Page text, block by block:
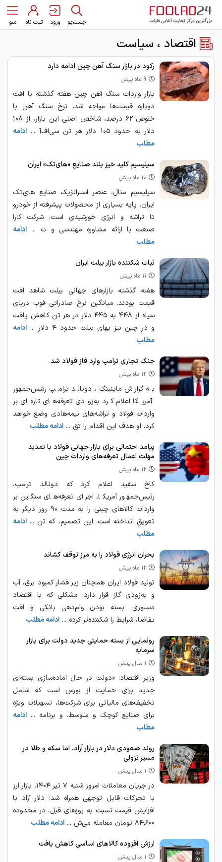
جستجو ورود ثبت نام منو
اقتصاد ، سیاست
رکود در بازار سنگ آهن چین ادامه دارد
9 ماه پیش
بازار واردات سنگ آهن چین هفته گذشته با افت
دوباره قیمت‌ها مواجه شد. نرخ سنگ آهن با
خلوص ۶۲ درصد، شاخص اصلی این بازار، از ۱۰۸
دلار به حدود ۱۰۵ دلار هر تن سی‌اف‌آ ...
ادامه
مطلب
سیلیسیم کلید خیز بلند صنایع «های‌تک» ایران
10 ماه پیش
سیلیسیم متال، عنصر استراتژیک صنایع های‌تک
ایران، پایه بسیاری از محصولات پیشرفته از خودرو
تا تراشه و انرژی خورشیدی است. شرکت کارا
صنعت با ارائه مشاوره مهندسی و ت ... ادامه
مطلب
ثبات شکننده بازار بیلت ایران
11 ماه پیش
هفته گذشته بازارهای جهانی بیلت شاهد افت
قیمت بودند. میانگین نرخ صادراتی فوب دریای
سیاه از ۴۴۸ به ۴۴۵ دلار در هر تن کاهش یافت
و در چین نیز بهای بیلت حدود ۴ دلار ...
ادامه
مطلب
جنگ تجاری ترامپ وارد فاز فولاد شد
12 ماه پیش
به گزارش ماینینگ، دونالد ترامپ رئیس‌جمهور
آمریکا اعلام کرد به‌زودی تعرفه‌های تازه‌ای بر
واردات فولاد و تراشه‌های نیمه‌هادی وضع خواهد
کرد. او هدف این اقدام را تق ... ادامه مطلب
پیامد احتمالی برای بازار جهانی فولاد با تمدید
مهلت اعمال تعرفه‌های واردات چین
12 ماه پیش
کاخ سفید اعلام کرد که دونالد ترامپ،
رئیس‌جمهور آمریکا، اجرای تعرفه‌های سنگین بر
واردات کالاهای چینی را به مدت ۹۰ روز دیگر به
تعویق انداخته است. این تصمیم، که تن ... ادامه
مطلب
بحران انرژی فولاد را به مرز توقف کشاند
12 ماه پیش
تولید فولاد ایران همچنان زیر فشار کمبود برق، آب
و به‌زودی گاز قرار دارد؛ مشکلی که با اقتصاد
دستوری، بسته بودن وام‌دهی بانکی و افت
تقاضا، شرایط را شکننده‌تر کرده ... ادامه مطلب
رونمایی از بسته حمایتی جدید دولت برای بازار
سرمایه
1 سال پیش
وزیر اقتصاد: «دولت در حال آماده‌سازی بسته‌ای
جدید برای حمایت از بورس است که شامل
تخفیف‌های مالیاتی برای شرکت‌ها، تسهیلات ویژه
برای صنایع کوچک و متوسط، و برنامه‌ ... ادامه
مطلب
روند صعودی دلار در بازار آزاد، اما سکه و طلا در
مسیر نزولی
1 سال پیش
در جریان معاملات امروز شنبه ۷ تیر ۱۴۰۴، بازار ارز
با تحرکات قابل توجهی همراه شد؛ دلار آزاد با
افزایش قیمت نسبت به روزهای قبل، در محدوده
۸۴,۶۰۰ تومان معامله می‌ش ...
ادامه مطلب
ارزش افزوده کالاهای اساسی کاهش یافت
1 سال پیش